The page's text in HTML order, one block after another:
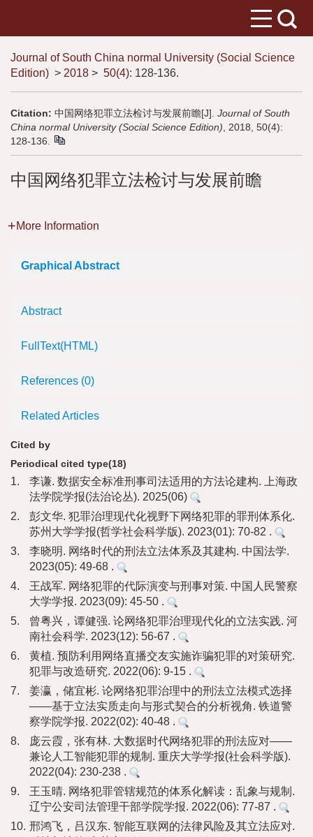
Journal of South China normal University (Social Science
Edition) > 2018 > 50(4): 128-136.
Citation: 中国网络犯罪立法检讨与发展前瞻[J]. Journal of South
China normal University (Social Science Edition) , 2018, 50(4):
128-136.
中国网络犯罪立法检讨与发展前瞻
More Information
Graphical Abstract
Abstract
FullText(HTML)
References (0)
Related Articles
Cited by
Periodical cited type(18)
1.
李谦. 数据安全标准刑事司法适用的方法论建构. 上海政
法学院学报(法治论丛). 2025(06)
2.
彭文华. 犯罪治理现代化视野下网络犯罪的罪刑体系化.
苏州大学学报(哲学社会科学版). 2023(01): 70-82 .
3.
李晓明. 网络时代的刑法立法体系及其建构. 中国法学.
2023(05): 49-68 .
4.
王战军. 网络犯罪的代际演变与刑事对策. 中国人民警察
大学学报. 2023(09): 45-50 .
5.
曾粤兴，谭健强. 论网络犯罪治理现代化的立法实践. 河
南社会科学. 2023(12): 56-67 .
6.
黄植. 预防利用网络直播交友实施诈骗犯罪的对策研究.
犯罪与改造研究. 2022(06): 9-15 .
7.
姜瀛，储宜彬. 论网络犯罪治理中的刑法立法模式选择
——基于立法实质走向与形式契合的分析视角. 铁道警
察学院学报. 2022(02): 40-48 .
8.
庞云霞，张有林. 大数据时代网络犯罪的刑法应对——
兼论人工智能犯罪的规制. 重庆大学学报(社会科学版).
2022(04): 230-238 .
9.
王玉晴. 网络犯罪管辖规范的体系化解读：乱象与规制.
辽宁公安司法管理干部学院学报. 2022(06): 77-87 .
10. 邢鸿飞，吕汉东. 智能互联网的法律风险及其立法应对.